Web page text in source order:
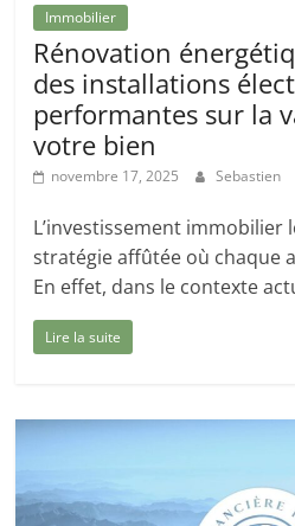
Immobilier
Rénovation
des installations
performantes sur la
votre bien
novembre 17, 2025 Sebastien
L’investissement immobilier
stratégie affûtée où chaque
En effet, dans le contexte
Lire la suite